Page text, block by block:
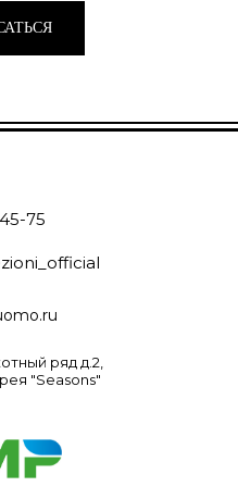
75
ряд д.2,
"Seasons"